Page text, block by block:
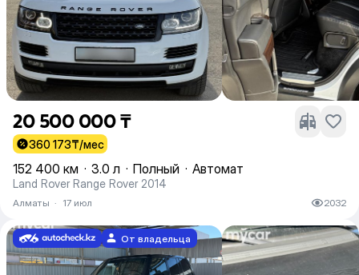
20 500 000 ₸
360 173₸/мес
152 400 км · 3.0 л · Полный · Автомат
Land Rover Range Rover 2014
Алматы · 17 июл 2032
От владельца